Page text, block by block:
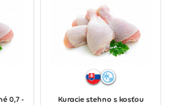
0,7 -
Kuracie stehno s kosťou